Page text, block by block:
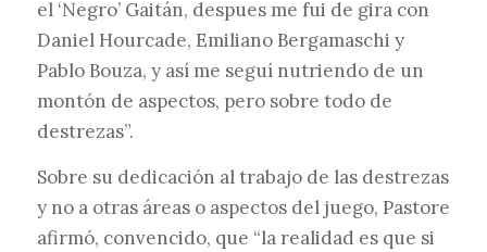
el ‘Negro’ Gaitán, despues me fui de gira con
Daniel Hourcade, Emiliano Bergamaschi y
Pablo Bouza, y así me seguí nutriendo de un
montón de aspectos, pero sobre todo de
destrezas”.
Sobre su dedicación al trabajo de las destrezas
y no a otras áreas o aspectos del juego, Pastore
afirmó, convencido, que “la realidad es que si